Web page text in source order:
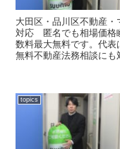
大田区・品川区不動産
対応 匿名でも相場価格
数料最大無料です。代表
無料不動産法務相談にも
topics